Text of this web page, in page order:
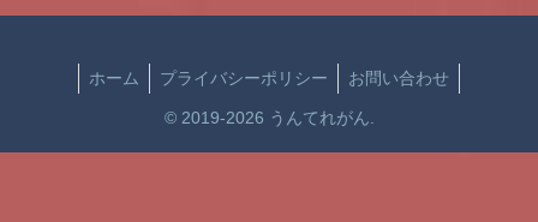
ホーム プライバシーポリシー お問い合わせ
© 2019-2026 うんてれがん.